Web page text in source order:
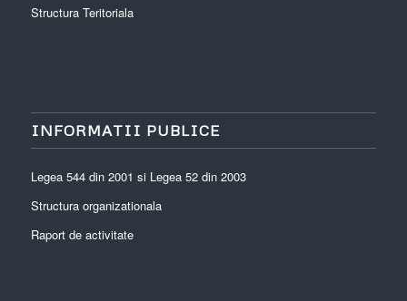
Structura Teritoriala
INFORMATII PUBLICE
Legea 544 din 2001 si Legea 52 din 2003
Structura organizationala
Raport de activitate